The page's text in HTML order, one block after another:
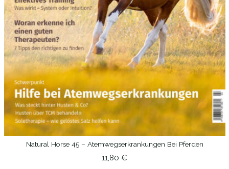
IN DEN WARENKORB
Natural Horse 45 – Atemwegserkrankungen Bei Pferden
11,80 €